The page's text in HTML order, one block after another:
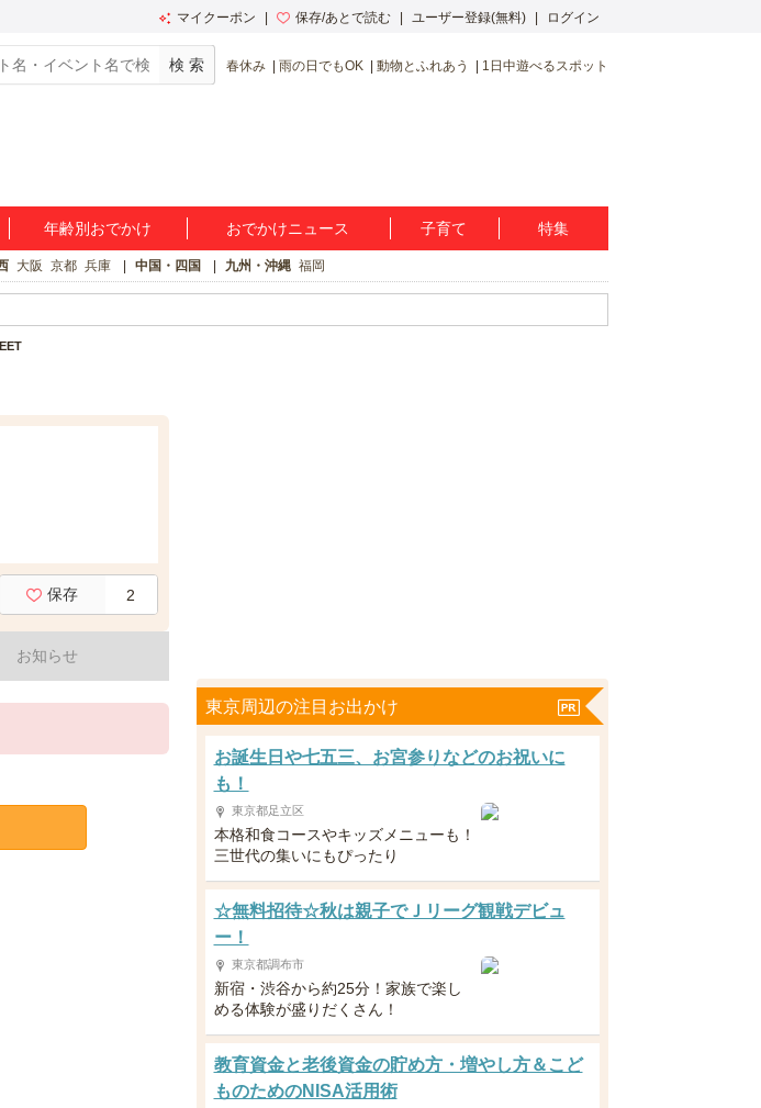
マイクーポン 保存/あとで読む ユーザー登録(無料) ログイン
春休み 雨の日でもOK 動物とふれあう 1日中遊べるスポット
年齢別おでかけ おでかけニュース 子育て 特集
大阪 京都 兵庫 中国・四国 九州・沖縄 福岡
保存 2
お知らせ
東京周辺の注目お出かけ
お誕生日や七五三、お宮参りなどのお祝いに
も！
東京都足立区
本格和食コースやキッズメニューも！
三世代の集いにもぴったり
☆無料招待☆秋は親子でＪリーグ観戦デビュ
ー！
東京都調布市
新宿・渋谷から約25分！家族で楽し
める体験が盛りだくさん！
教育資金と老後資金の貯め方・増やし方＆こど
ものためのNISA活用術